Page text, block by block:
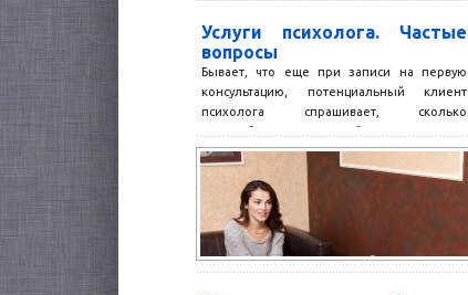
Услуги психолога. Частые
вопросы
Бывает, что еще при записи на первую
консультацию, потенциальный клиент
психолога спрашивает, сколько
понадобится встреч, чтобы решить ту или
иную...